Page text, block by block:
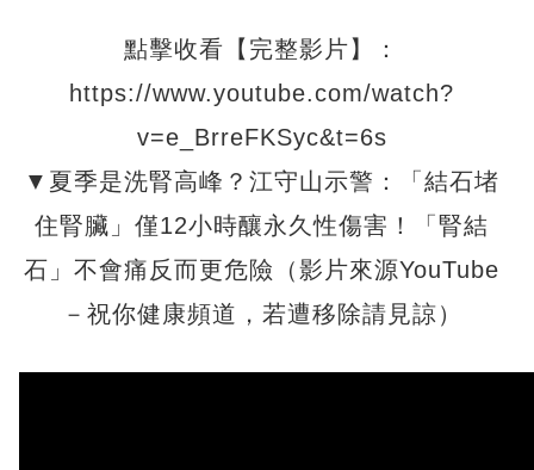
點擊收看【完整影片】：
https://www.youtube.com/watch?
v=e_BrreFKSyc&t=6s
▼夏季是洗腎高峰？江守山示警：「結石堵
住腎臟」僅12小時釀永久性傷害！「腎結
石」不會痛反而更危險（影片來源YouTube
－祝你健康頻道，若遭移除請見諒）